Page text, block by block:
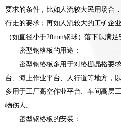
要求的条件，比如人流较大民用场合
行走的要求；再如人流较大的工矿企
（如直径小于20mm钢球）落下以满足
密型钢格板的用途：
密型钢格板多用于对格栅晶格要
台、海上作业平台、人行道等地方，
多用于工厂高空作业平台、车间高层
物伤人。
密型钢格板的安装：